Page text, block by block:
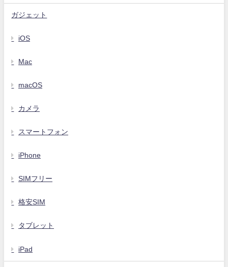
ガジェット
iOS
Mac
macOS
カメラ
スマートフォン
iPhone
SIMフリー
格安SIM
タブレット
iPad